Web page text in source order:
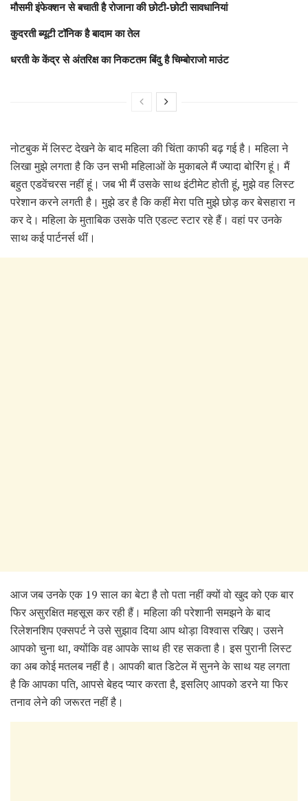
मौसमी इंफेक्शन से बचाती है रोजाना की छोटी-छोटी सावधानियां
कुदरती ब्यूटी टॉनिक है बादाम का तेल
धरती के केंद्र से अंतरिक्ष का निकटतम बिंदु है चिम्बोराजो माउंट
नोटबुक में लिस्ट देखने के बाद महिला की चिंता काफी बढ़ गई है। महिला ने
लिखा मुझे लगता है कि उन सभी महिलाओं के मुकाबले मैं ज्यादा बोरिंग हूं। मैं
बहुत एडवेंचरस नहीं हूं। जब भी मैं उसके साथ इंटीमेट होती हूं, मुझे वह लिस्ट
परेशान करने लगती है। मुझे डर है कि कहीं मेरा पति मुझे छोड़ कर बेसहारा न
कर दे। महिला के मुताबिक उसके पति एडल्ट स्टार रहे हैं। वहां पर उनके
साथ कई पार्टनर्स थीं।
आज जब उनके एक 19 साल का बेटा है तो पता नहीं क्यों वो खुद को एक बार
फिर असुरक्षित महसूस कर रही हैं। महिला की परेशानी समझने के बाद
रिलेशनशिप एक्सपर्ट ने उसे सुझाव दिया आप थोड़ा विश्वास रखिए। उसने
आपको चुना था, क्योंकि वह आपके साथ ही रह सकता है। इस पुरानी लिस्ट
का अब कोई मतलब नहीं है। आपकी बात डिटेल में सुनने के साथ यह लगता
है कि आपका पति, आपसे बेहद प्यार करता है, इसलिए आपको डरने या फिर
तनाव लेने की जरूरत नहीं है।